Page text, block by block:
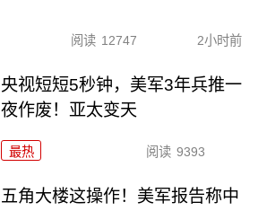
阅读 12747 2小时前
央视短短5秒钟，美军3年兵推一
夜作废！亚太变天
最热 阅读 9393
五角大楼这操作！美军报告称中